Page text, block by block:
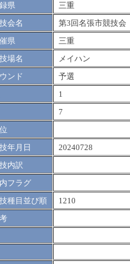
県
三重
会名
第3回名張市競技会
県
三重
場名
メイハン
ンド
予選
1
7
年月日
20240728
内訳
フラグ
種目並び順
1210